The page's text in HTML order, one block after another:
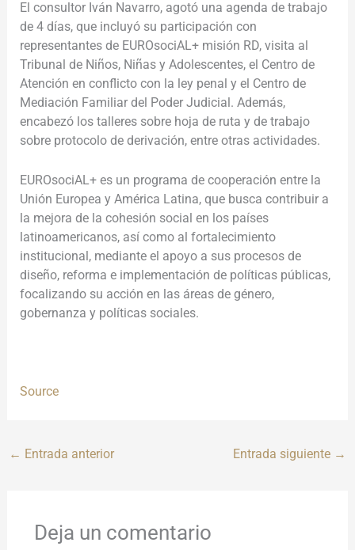
El consultor Iván Navarro, agotó una agenda de trabajo
de 4 días, que incluyó su participación con
representantes de EUROsociAL+ misión RD, visita al
Tribunal de Niños, Niñas y Adolescentes, el Centro de
Atención en conflicto con la ley penal y el Centro de
Mediación Familiar del Poder Judicial. Además,
encabezó los talleres sobre hoja de ruta y de trabajo
sobre protocolo de derivación, entre otras actividades.
EUROsociAL+ es un programa de cooperación entre la
Unión Europea y América Latina, que busca contribuir a
la mejora de la cohesión social en los países
latinoamericanos, así como al fortalecimiento
institucional, mediante el apoyo a sus procesos de
diseño, reforma e implementación de políticas públicas,
focalizando su acción en las áreas de género,
gobernanza y políticas sociales.
Source
← Entrada anterior Entrada siguiente →
Deja un comentario